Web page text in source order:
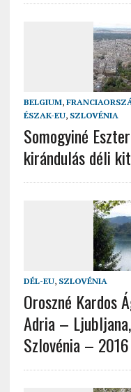
BELGIUM,
ÉSZAK-EU, SZLOVÉNIA
Somogyiné
kirándulás déli
DÉL-EU, SZLOVÉNIA
Oroszné Kardos
Adria –
Szlovénia – 2016